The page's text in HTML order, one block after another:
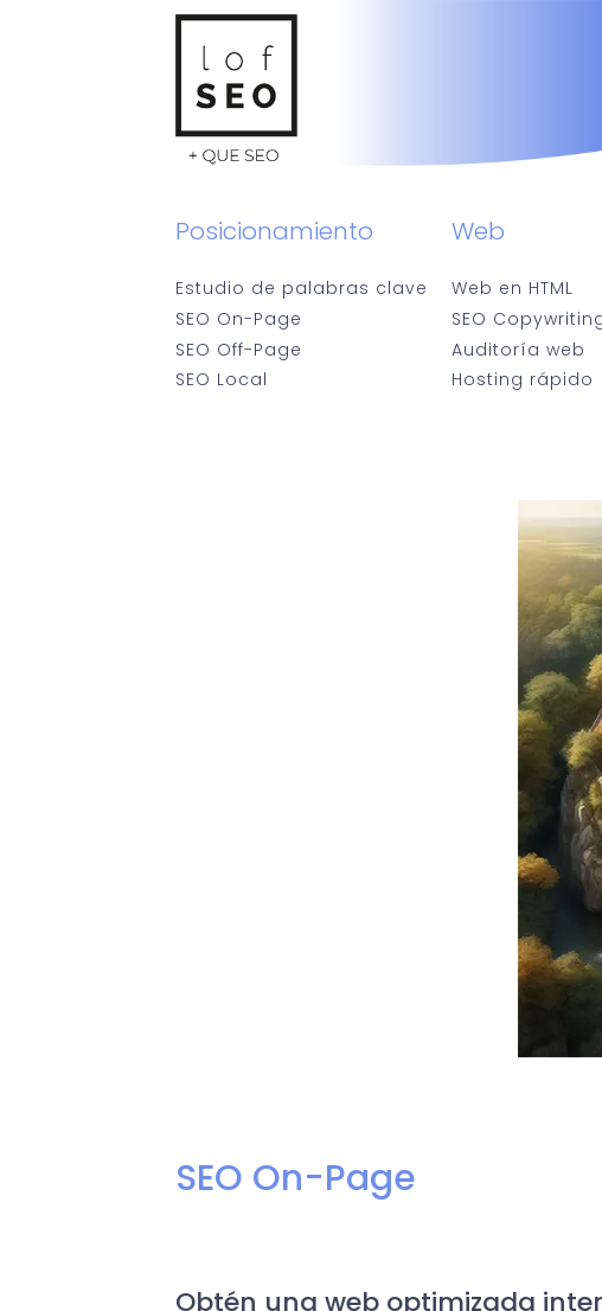
Posicionamiento
Estudio de palabras clave
SEO On-Page
SEO Off-Page
SEO Local
Web
Web en HTML
SEO
Auditoría web
Hosting rápido
SEO On-Page
Obtén una web optimizada